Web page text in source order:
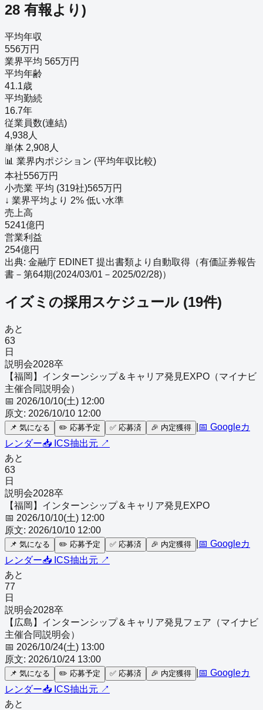
28 有報より)
平均年収
556万円
業界平均 565万円
平均年齢
41.1歳
平均勤続
16.7年
従業員数(連結)
4,938人
単体 2,908人
📊 業界内ポジション (平均年収比較)
本社556万円
小売業 平均 (319社)565万円
↓ 業界平均より 2% 低い水準
売上高
5241億円
営業利益
254億円
出典: 金融庁 EDINET 提出書類より自動取得（有価証券報告
書－第64期(2024/03/01－2025/02/28)）
イズミ の採用スケジュール (19件)
あと
63
日
説明会2028卒
【福岡】インターンシップ＆キャリア発見EXPO（マイナビ
主催合同説明会）
📅 2026/10/10(土) 12:00
原文: 2026/10/10 12:00
📌 気になる ✏️ 応募予定 ✅ 応募済 🎉 内定獲得
📅 Googleカ
レンダー📥 ICS抽出元 ↗
あと
63
日
説明会2028卒
【福岡】インターンシップ＆キャリア発見EXPO
📅 2026/10/10(土) 12:00
原文: 2026/10/10 12:00
📌 気になる ✏️ 応募予定 ✅ 応募済 🎉 内定獲得
📅 Googleカ
レンダー📥 ICS抽出元 ↗
あと
77
日
説明会2028卒
【広島】インターンシップ＆キャリア発見フェア（マイナビ
主催合同説明会）
📅 2026/10/24(土) 13:00
原文: 2026/10/24 13:00
📌 気になる ✏️ 応募予定 ✅ 応募済 🎉 内定獲得
📅 Googleカ
レンダー📥 ICS抽出元 ↗
あと